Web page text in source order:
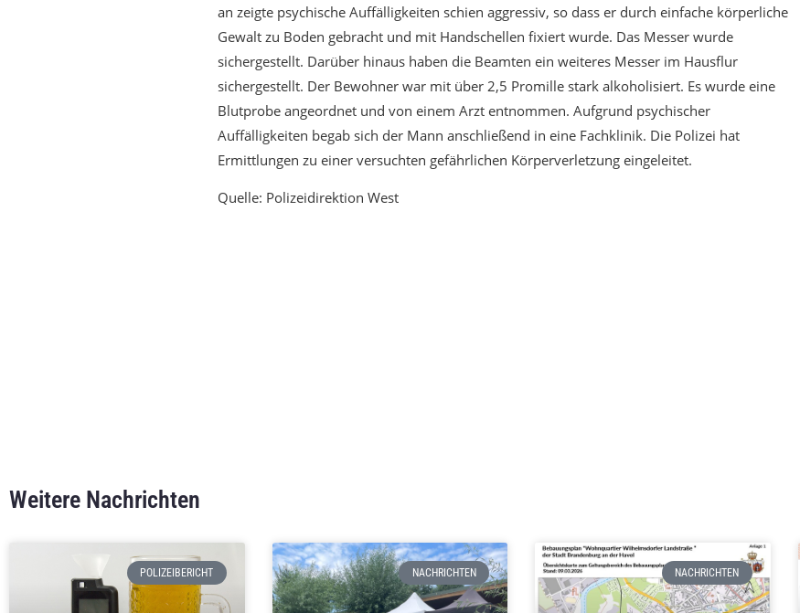
an zeigte psychische Auffälligkeiten schien aggressiv, so dass er durch einfache körperliche
Gewalt zu Boden gebracht und mit Handschellen fixiert wurde. Das Messer wurde
sichergestellt. Darüber hinaus haben die Beamten ein weiteres Messer im Hausflur
sichergestellt. Der Bewohner war mit über 2,5 Promille stark alkoholisiert. Es wurde eine
Blutprobe angeordnet und von einem Arzt entnommen. Aufgrund psychischer
Auffälligkeiten begab sich der Mann anschließend in eine Fachklinik. Die Polizei hat
Ermittlungen zu einer versuchten gefährlichen Körperverletzung eingeleitet.
Quelle: Polizeidirektion West
Weitere Nachrichten
POLIZEIBERICHT NACHRICHTEN NACHRICHTEN